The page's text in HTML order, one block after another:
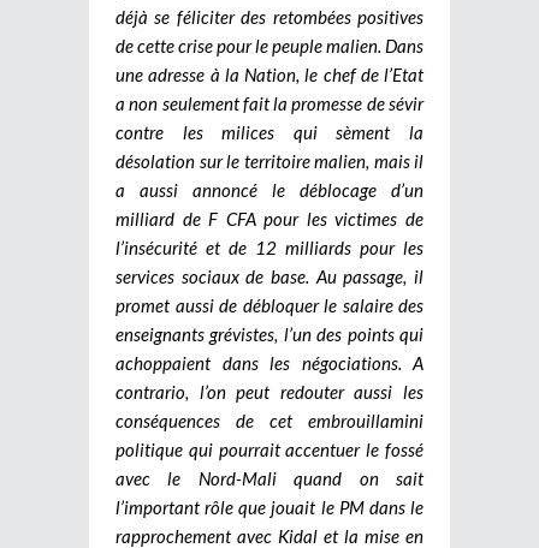
déjà se féliciter des retombées positives
de cette crise pour le peuple malien. Dans
une adresse à la Nation, le chef de l’Etat
a non seulement fait la promesse de sévir
contre les milices qui sèment la
désolation sur le territoire malien, mais il
a aussi annoncé le déblocage d’un
milliard de F CFA pour les victimes de
l’insécurité et de 12 milliards pour les
services sociaux de base. Au passage, il
promet aussi de débloquer le salaire des
enseignants grévistes, l’un des points qui
achoppaient dans les négociations. A
contrario, l’on peut redouter aussi les
conséquences de cet embrouillamini
politique qui pourrait accentuer le fossé
avec le Nord-Mali quand on sait
l’important rôle que jouait le PM dans le
rapprochement avec Kidal et la mise en